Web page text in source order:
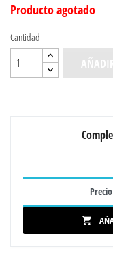
Producto agotado
Cantidad
